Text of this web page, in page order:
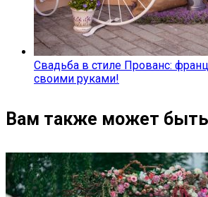
Свадьба в стиле Прованс:
своими руками!
Вам также может быть